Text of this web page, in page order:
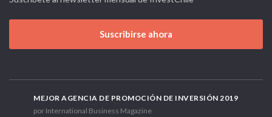
Suscribirse ahora
MEJOR AGENCIA DE PROMOCIÓN DE INVERSIÓN 2019
por International Business Magazine